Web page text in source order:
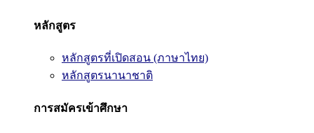
หลักสูตร
หลักสูตรที่เปิดสอน (ภาษาไทย)
หลักสูตรนานาชาติ
การสมัครเข้าศึกษา